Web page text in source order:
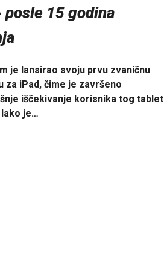
posle 15 godina
je lansirao svoju prvu zvaničnu
za iPad, čime je završeno
iščekivanje korisnika tog tablet
je…